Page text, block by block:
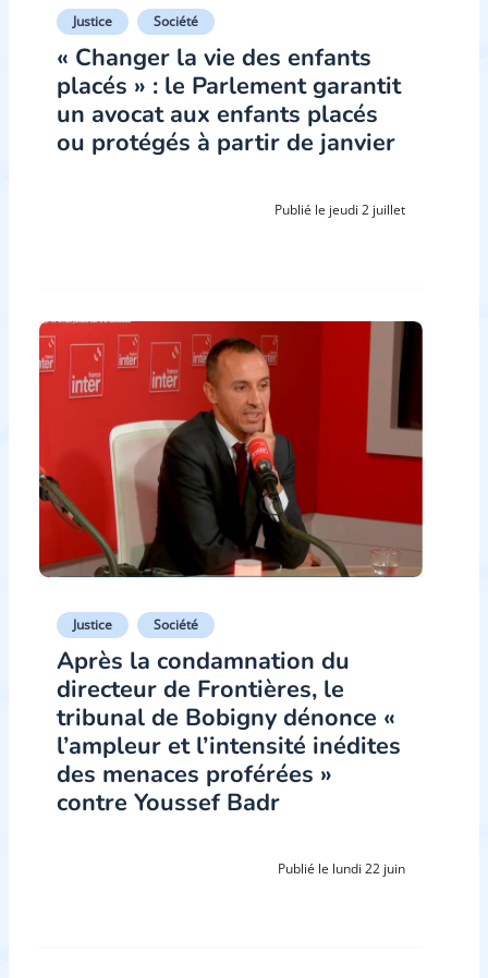
Justice Société
« Changer la vie des enfants
placés » : le Parlement garantit
un avocat aux enfants placés
ou protégés à partir de janvier
Publié le jeudi 2 juillet
Justice Société
Après la condamnation du
directeur de Frontières, le
tribunal de Bobigny dénonce «
l’ampleur et l’intensité inédites
des menaces proférées »
contre Youssef Badr
Publié le lundi 22 juin